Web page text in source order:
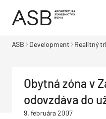
ASB Development Realitný
Obytná zóna v
odovzdáva do
9. februára 2007